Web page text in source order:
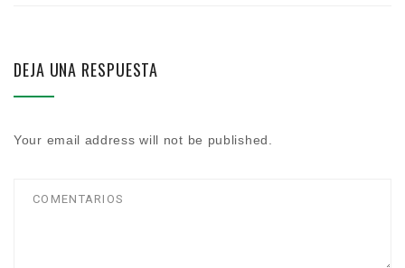
DEJA UNA RESPUESTA
Your email address will not be published.